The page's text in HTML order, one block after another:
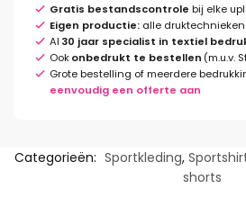
Gratis bestandscontrole bij elke
Eigen productie: alle
Al 30 jaar specialist in textiel
Ookonbedrukt te bestellen (m.u.v.
Grote bestelling of meerdere
eenvoudig een offerte aan
Categorieën: Sportkleding,
shorts